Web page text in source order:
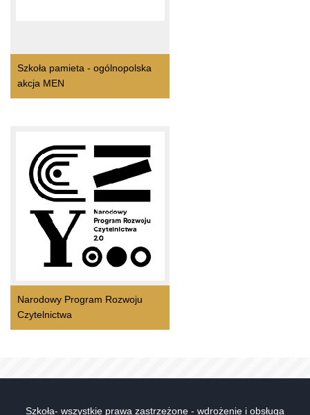
Szkoła pamieta - ogólnopolska
akcja MEN
Narodowy Program Rozwoju
Czytelnictwa
Szkoła- wszystkie prawa zastrzeżone - wdrożenie i obsługa